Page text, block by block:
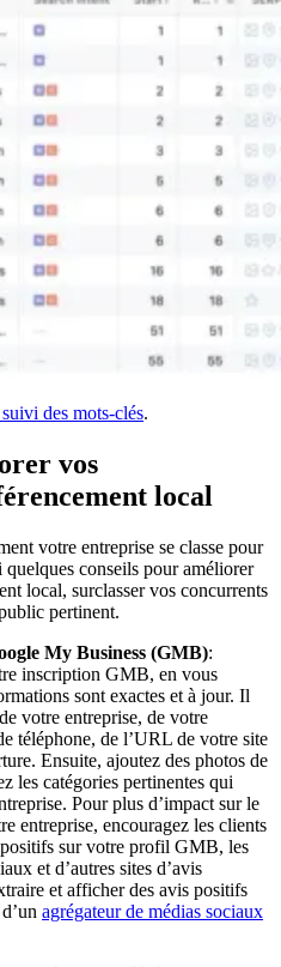
des mots-clés.
vos
local
votre entreprise se classe pour
conseils pour améliorer
local, surclasser vos concurrents
pertinent.
My Business (GMB):
inscription GMB, en vous
sont exactes et à jour. Il
votre entreprise, de votre
téléphone, de l’URL de votre site
Ensuite, ajoutez des photos de
les catégories pertinentes qui
Pour plus d’impact sur le
entreprise, encouragez les clients
positifs sur votre profil GMB, les
et d’autres sites d’avis
et afficher des avis positifs
agrégateur de médias sociaux